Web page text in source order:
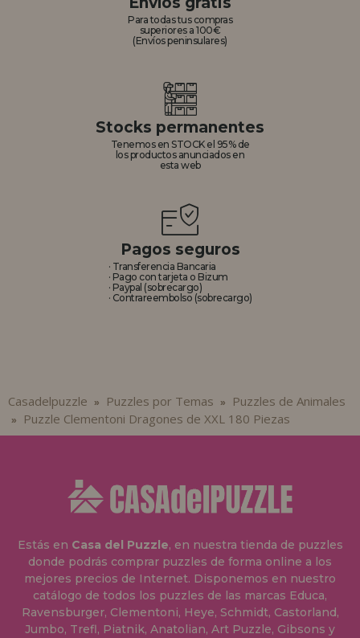
Para todas tus compras
superiores a 100€
(Envíos peninsulares)
Stocks permanentes
Tenemos en STOCK el 95% de
los productos anunciados en
esta web
Pagos seguros
· Transferencia Bancaria
· Pago con tarjeta o Bizum
· Paypal (sobrecargo)
· Contrareembolso (sobrecargo)
Casadelpuzzle » Puzzles por Temas » Puzzles de Animales
» Puzzle Clementoni Dragones de XXL 180 Piezas
Estás en Casa del Puzzle, en nuestra tienda de puzzles
donde podrás comprar puzzles de forma online a los
mejores precios de Internet. Disponemos en nuestro
catálogo de todos los puzzles de las marcas Educa,
Ravensburger, Clementoni, Heye, Schmidt, Castorland,
Jumbo, Trefl, Piatnik, Anatolian, Art Puzzle, Gibsons y